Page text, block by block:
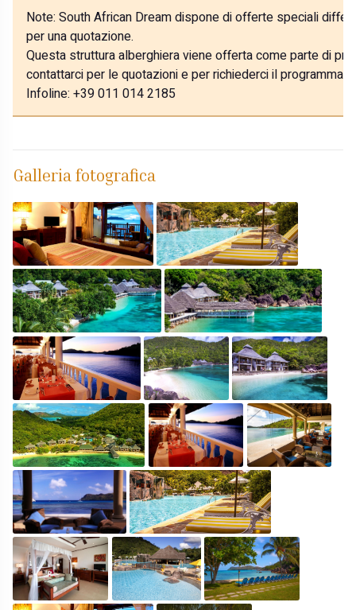
Note: South African Dream dispone di offerte speciali
per una quotazione.
Questa struttura alberghiera viene offerta come parte di
contattarci per le quotazioni e per richiederci il programma
Infoline: +39 011 014 2185
Galleria fotografica